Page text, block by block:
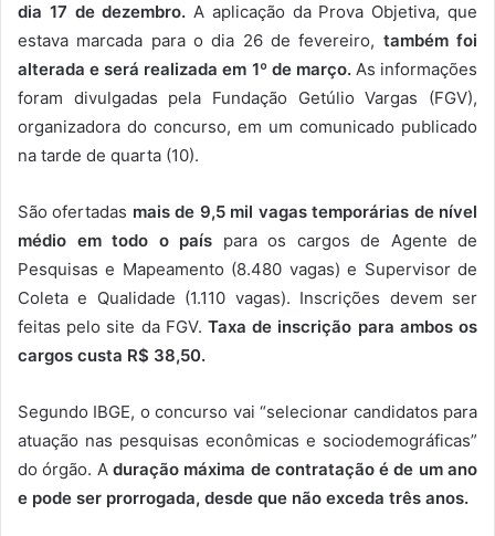
dia 17 de dezembro. A aplicação da Prova Objetiva, que
estava marcada para o dia 26 de fevereiro, também foi
alterada e será realizada em 1º de março.As informações
foram divulgadas pela Fundação Getúlio Vargas (FGV),
organizadora do concurso, em um comunicado publicado
na tarde de quarta (10).
São ofertadas mais de 9,5 mil vagas temporárias de nível
médio em todo o país para os cargos de Agente de
Pesquisas e Mapeamento (8.480 vagas) e Supervisor de
Coleta e Qualidade (1.110 vagas). Inscrições devem ser
feitas pelo site da FGV. Taxa de inscrição para ambos os
cargos custa R$ 38,50.
Segundo IBGE, o concurso vai “selecionar candidatos para
atuação nas pesquisas econômicas e sociodemográficas”
do órgão. A duração máxima de contratação é de um ano
e pode ser prorrogada, desde que não exceda três anos.